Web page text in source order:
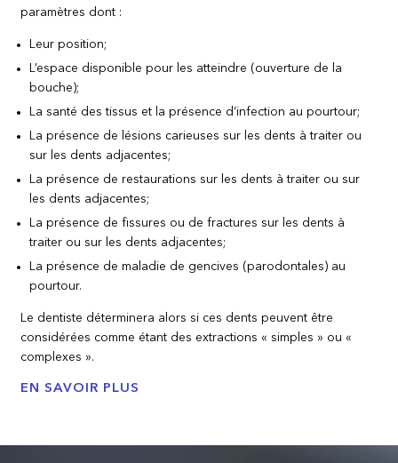
paramètres dont :
Leur position;
L’espace disponible pour les atteindre (ouverture de la
bouche);
La santé des tissus et la présence d’infection au pourtour;
La présence de lésions carieuses sur les dents à traiter ou
sur les dents adjacentes;
La présence de restaurations sur les dents à traiter ou sur
les dents adjacentes;
La présence de fissures ou de fractures sur les dents à
traiter ou sur les dents adjacentes;
La présence de maladie de gencives (parodontales) au
pourtour.
Le dentiste déterminera alors si ces dents peuvent être
considérées comme étant des extractions « simples » ou «
complexes ».
EN SAVOIR PLUS